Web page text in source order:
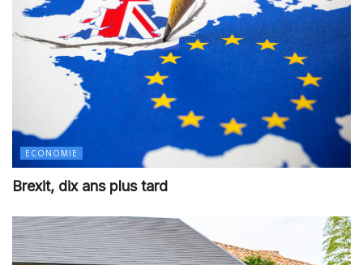
ECONOMIE
Brexit, dix ans plus tard